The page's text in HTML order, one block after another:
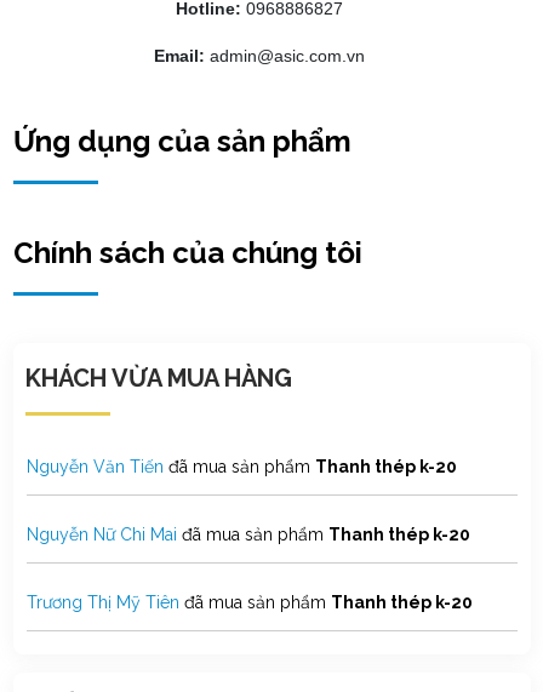
Hotline: 0968886827
Email: admin@asic.com.vn
Ứng dụng của sản phẩm
Chính sách của chúng tôi
KHÁCH VỪA MUA HÀNG
Nguyễn Đan Phươngđã mua sản phẩmThanh thép k-20
Nguyễn Ngọc Băng Tâm đã mua sản phẩm
Võ Thành Hưngđã mua sản phẩmThanh thép k-20
Nguyễn Văn Tiến đã mua sản phẩm Thanh thép k-20
Nguyễn Nữ Chi Mai đã mua sản phẩm Thanh thép k-20
Trương Thị Mỹ Tiên đã mua sản phẩm Thanh thép k-20